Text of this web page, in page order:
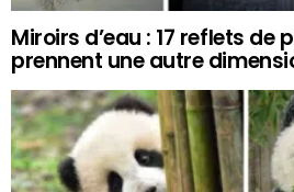
Miroirs d’eau : 17 reflets de
prennent une autre